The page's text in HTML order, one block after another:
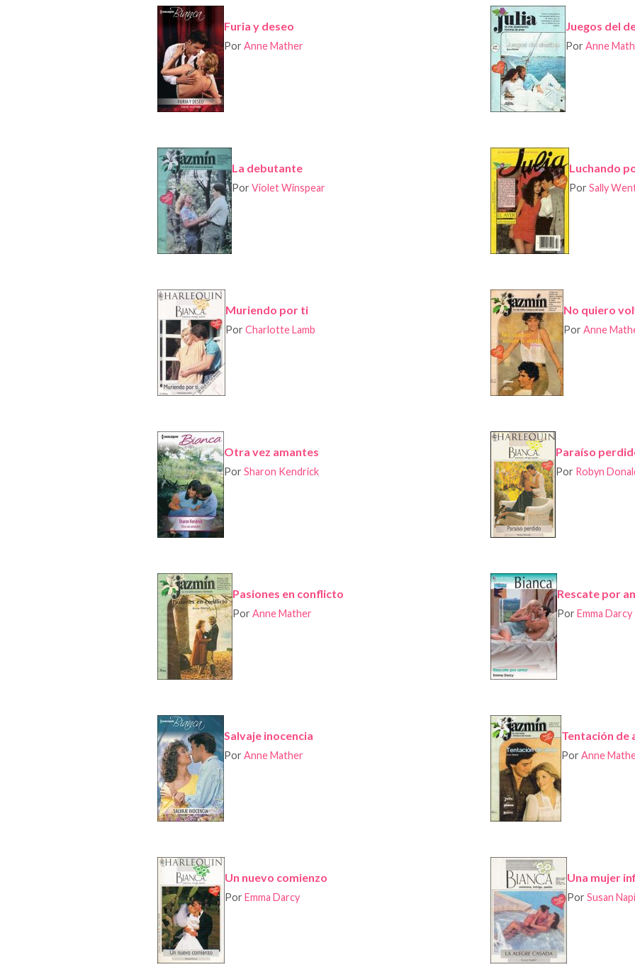
Furia y deseo
Por Anne Mather
Juegos del
Por Anne
La debutante
Por Violet Winspear
Luchando
Por Sally
Muriendo por ti
Por Charlotte Lamb
No quiero
Por Anne
Otra vez amantes
Por Sharon Kendrick
Paraíso
Por Robyn
Pasiones en conflicto
Por Anne Mather
Rescate por
Por Emma Darcy
Salvaje inocencia
Por Anne Mather
Tentación de
Por Anne
Un nuevo comienzo
Por Emma Darcy
Una mujer
Por Susan